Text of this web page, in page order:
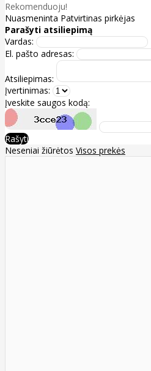
Rekomenduoju!
Nuasmeninta Patvirtinas pirkėjas
Parašyti atsiliepimą
Vardas:
El. pašto adresas:
Atsiliepimas:
Įvertinimas:
Įveskite saugos kodą:
Rašyti
Neseniai žiūrėtos Visos prekės